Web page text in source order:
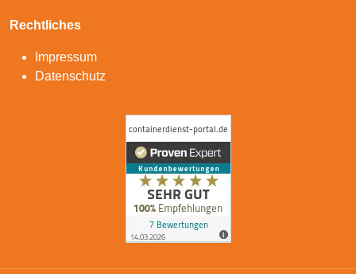
Rechtliches
Impressum
Datenschutz